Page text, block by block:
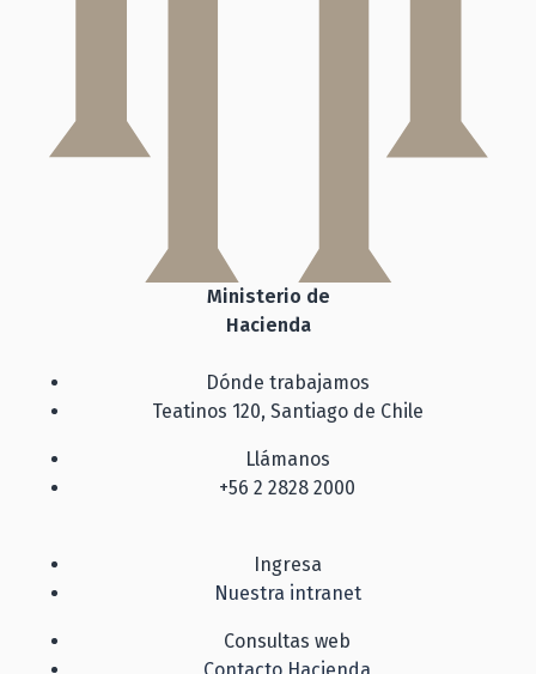
Ministerio de
Hacienda
Dónde trabajamos
Teatinos 120, Santiago de Chile
Llámanos
+56 2 2828 2000
Ingresa
Nuestra intranet
Consultas web